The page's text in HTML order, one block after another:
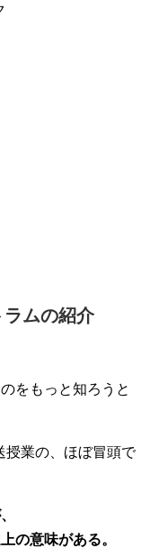
ムの紹介
をもっと知ろうと
授業の、ほぼ冒頭で
意味がある。